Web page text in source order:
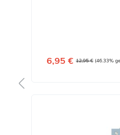
Verkaufspreis:
6,95 € Regulärer Preis:
12,95 € (46.33%